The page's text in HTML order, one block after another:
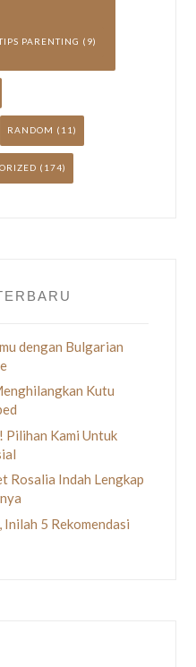
PARENTING (9)
RANDOM (11)
(174)
dengan Bulgarian
Kutu
Kami Untuk
Rosalia Indah Lengkap
5 Rekomendasi